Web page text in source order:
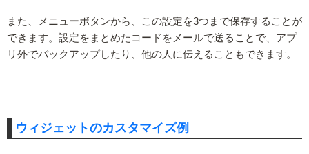
また、メニューボタンから、この設定を3つまで保存することが
できます。設定をまとめたコードをメールで送ることで、アプ
リ外でバックアップしたり、他の人に伝えることもできます。
ウィジェットのカスタマイズ例